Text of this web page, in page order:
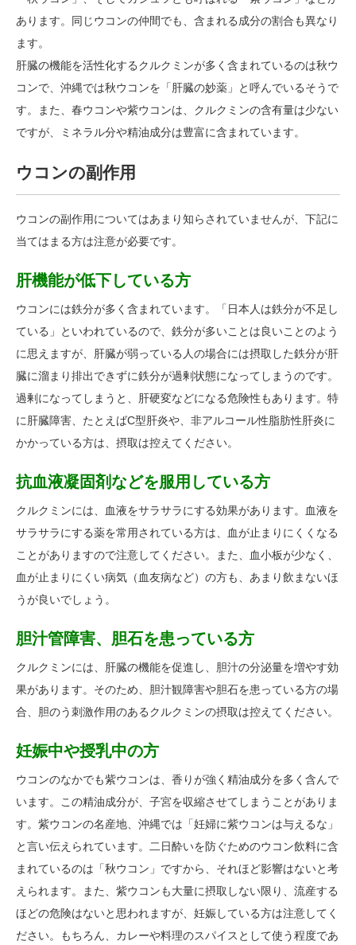
あります。同じウコンの仲間でも、含まれる成分の割合も異なり
ます。
肝臓の機能を活性化するクルクミンが多く含まれているのは秋ウ
コンで、沖縄では秋ウコンを「肝臓の妙薬」と呼んでいるそうで
す。また、春ウコンや紫ウコンは、クルクミンの含有量は少ない
ですが、ミネラル分や精油成分は豊富に含まれています。
ウコンの副作用
ウコンの副作用についてはあまり知らされていませんが、下記に
当てはまる方は注意が必要です。
肝機能が低下している方
ウコンには鉄分が多く含まれています。「日本人は鉄分が不足し
ている」といわれているので、鉄分が多いことは良いことのよう
に思えますが、肝臓が弱っている人の場合には摂取した鉄分が肝
臓に溜まり排出できずに鉄分が過剰状態になってしまうのです。
過剰になってしまうと、肝硬変などになる危険性もあります。特
に肝臓障害、たとえばC型肝炎や、非アルコール性脂肪性肝炎に
かかっている方は、摂取は控えてください。
抗血液凝固剤などを服用している方
クルクミンには、血液をサラサラにする効果があります。血液を
サラサラにする薬を常用されている方は、血が止まりにくくなる
ことがありますので注意してください。また、血小板が少なく、
血が止まりにくい病気（血友病など）の方も、あまり飲まないほ
うが良いでしょう。
胆汁管障害、胆石を患っている方
クルクミンには、肝臓の機能を促進し、胆汁の分泌量を増やす効
果があります。そのため、胆汁観障害や胆石を患っている方の場
合、胆のう刺激作用のあるクルクミンの摂取は控えてください。
妊娠中や授乳中の方
ウコンのなかでも紫ウコンは、香りが強く精油成分を多く含んで
います。この精油成分が、子宮を収縮させてしまうことがありま
す。紫ウコンの名産地、沖縄では「妊婦に紫ウコンは与えるな」
と言い伝えられています。二日酔いを防ぐためのウコン飲料に含
まれているのは「秋ウコン」ですから、それほど影響はないと考
えられます。また、紫ウコンも大量に摂取しない限り、流産する
ほどの危険はないと思われますが、妊娠している方は注意してく
ださい。もちろん、カレーや料理のスパイスとして使う程度であ